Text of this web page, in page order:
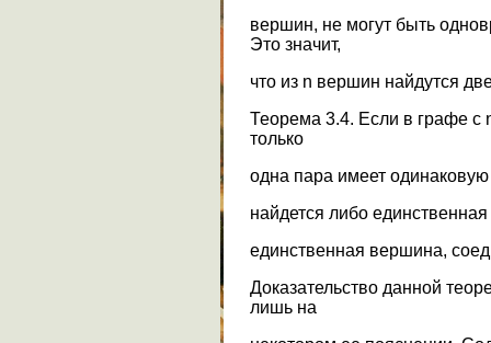
вершин, не могут быть
Это значит,
что из n вершин найдутся
Теорема 3.4. Если в графе
только
одна пара имеет
найдется либо
единственная вершина,
Доказательство данной
лишь на